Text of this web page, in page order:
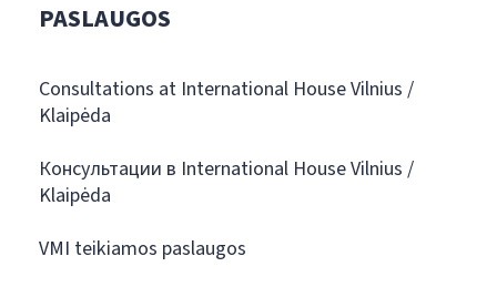
PASLAUGOS
Consultations at International House Vilnius /
Klaipėda
Консультации в International House Vilnius /
Klaipėda
VMI teikiamos paslaugos